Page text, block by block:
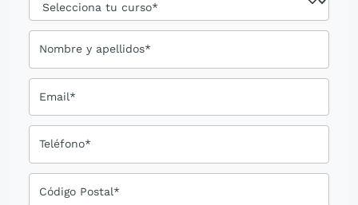
Nombre y apellidos*
Email*
Teléfono*
Código Postal*